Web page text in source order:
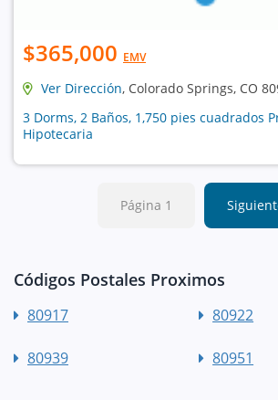
$365,000 EMV
Ver Dirección, Colorado Springs, CO
3 Dorms, 2 Baños, 1,750 pies cuadrados
Hipotecaria
Página 1
Códigos Postales Proximos
80917 80922
80939 80951